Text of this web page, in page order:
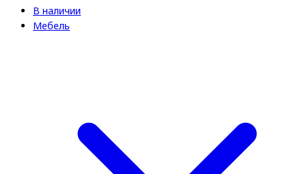
В наличии
Мебель